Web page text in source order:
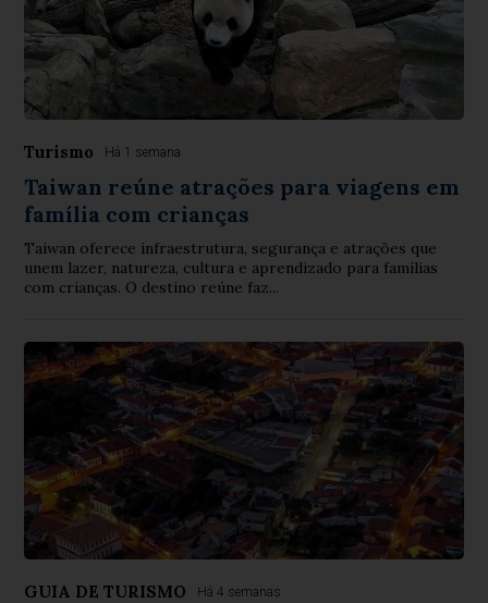
Turismo Há 1 semana
Taiwan reúne atrações para viagens em
família com crianças
Taiwan oferece infraestrutura, segurança e atrações que
unem lazer, natureza, cultura e aprendizado para famílias
com crianças. O destino reúne faz...
GUIA DE TURISMO Há 4 semanas